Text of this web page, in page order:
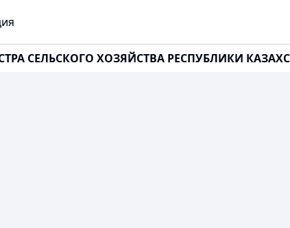
СЕЛЬСКОГО ХОЗЯЙСТВА РЕСПУБЛИКИ